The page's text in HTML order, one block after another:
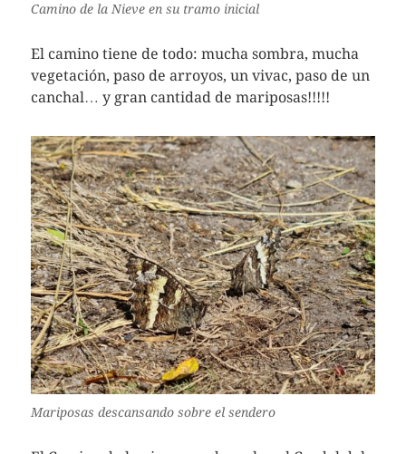
Camino de la Nieve en su tramo inicial
El camino tiene de todo: mucha sombra, mucha
vegetación, paso de arroyos, un vivac, paso de un
canchal… y gran cantidad de mariposas!!!!!
Mariposas descansando sobre el sendero